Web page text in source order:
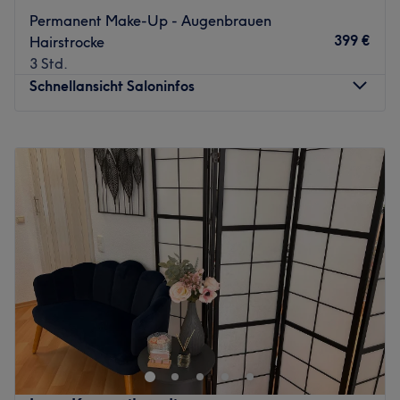
Expertise: Schönheitsbehandlungen.
Produkte und Produktmarken: Hochwertige Produkte.
Extras: Kostenlose Getränke, kostenloses WLAN und
kinderfreundlich.
Permanent Make-Up - Augenbrauen
Hairstrocke
3 Std.
399 €
Schnellansicht Saloninfos
Dienstag
10:00 – 20:00
Mittwoch
10:00
20:00
Donnerstag
10:00
20:00
Freitag
10:00– 17:30
Samstag
12:00
18:00
Sonntag
Geschlossen
Du hast Lust auf einen ausdrucksstarken Augenaufschlag,
mit dem du die Blicke auf dich ziehst, oder möchtest
deine natürlichen Wimpern nur etwas voller wirken
lassen? So oder so haben wir in Leipzig, Zentrum-Süd,
dafür die Adresse für dich: Bei B. Well findest du ein